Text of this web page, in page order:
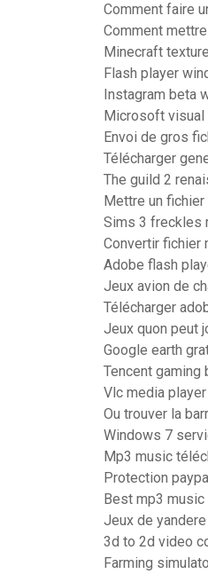
Comment faire
Comment
Minecraft
Flash player
Instagram beta
Microsoft visual
Envoi de gros
Télécharger
The guild 2
Mettre un
Sims 3 freckles
Convertir fichier
Adobe flash
Jeux avion de
Télécharger
Jeux quon peut
Google earth
Tencent gaming
Vlc media
Ou trouver la
Windows 7
Mp3 music
Protection
Best mp3
Jeux de
3d to 2d video
Farming